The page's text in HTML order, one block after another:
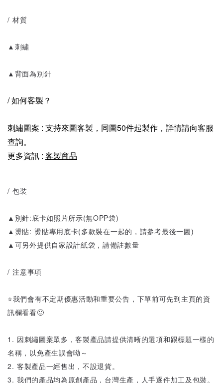
/ 材質
▲刺繡
▲背面為別針
/ 如何客製？
刺繡圖案 : 支持來圖客製，同圖50件起製作，詳情請向客服
查詢。
更多資訊 : 客製商品
/ 包裝
▲別針:底卡如照片所示(無OPP袋)
▲燙貼: 燙貼專用底卡(多款裝在一起的，請參考最後一圖)
▲可另外提供自家設計紙袋，請備註數量
/ 注意事項
⭐️我們會有不定期優惠活動和重要公告，下單前可先到主頁的資
訊欄看看🙂
1. 因刺繡圖案眾多，客製產品請提供清晰的選項和跟標題一樣的
名稱，以免產生誤會呦～
2. 客製產品一經售出，不設退貨。
3. 我們的產品均為原創產品，台灣生產，人手逐件加工及包裝。